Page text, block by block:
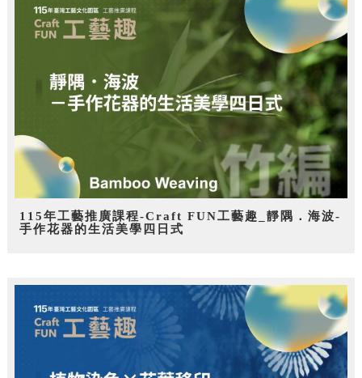
115年工藝推廣課程-Craft FUN工藝趣_靜隅．海波-
手作花器的生活美學四日式